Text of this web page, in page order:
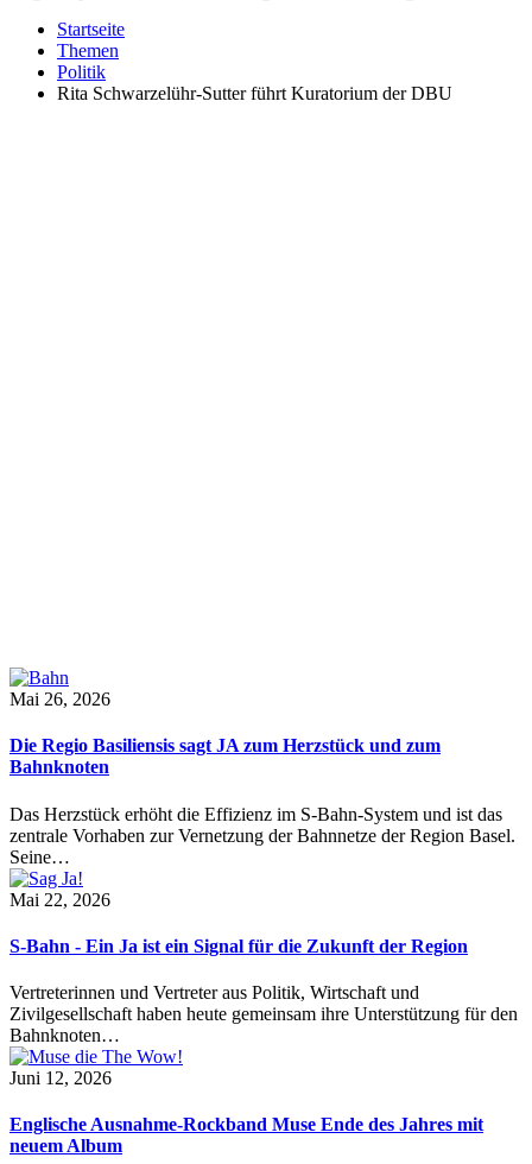
Startseite
Themen
Politik
Rita Schwarzelühr-Sutter führt Kuratorium der DBU
Mai 26, 2026
Die Regio Basiliensis sagt JA zum Herzstück und zum
Bahnknoten
Das Herzstück erhöht die Effizienz im S-Bahn-System und ist das
zentrale Vorhaben zur Vernetzung der Bahnnetze der Region Basel.
Seine…
Mai 22, 2026
S-Bahn - Ein Ja ist ein Signal für die Zukunft der Region
Vertreterinnen und Vertreter aus Politik, Wirtschaft und
Zivilgesellschaft haben heute gemeinsam ihre Unterstützung für den
Bahnknoten…
Juni 12, 2026
Englische Ausnahme-Rockband Muse Ende des Jahres mit
neuem Album